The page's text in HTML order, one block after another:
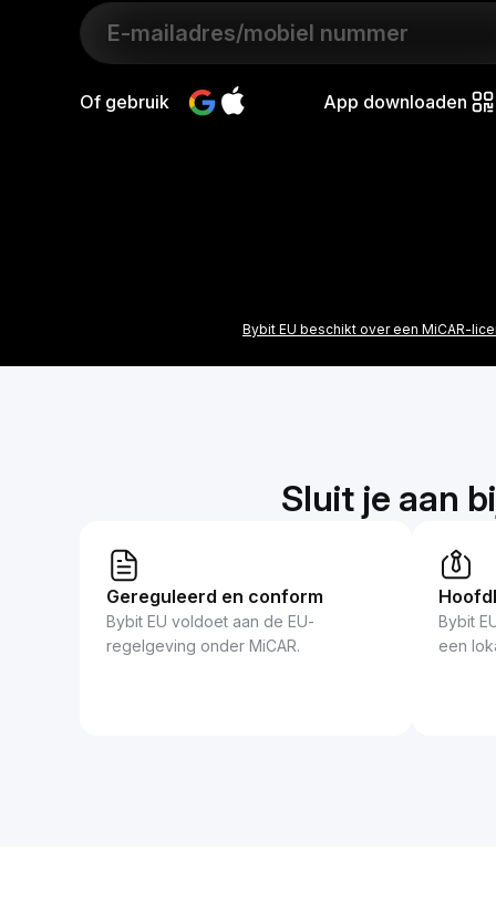
Of gebruik App downloaden
Bybit EU beschikt over een MiCAR-
Sluit je aan
Gereguleerd en conform
Bybit EU voldoet aan de EU-
regelgeving onder MiCAR.
Bybit
een